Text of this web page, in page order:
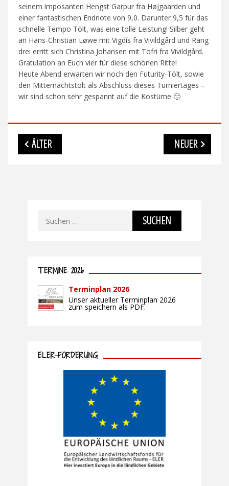
seinem imposanten Hengst Garpur fra Højgaarden und
einer fantastischen Endnote von 9,0. Darunter 9,5 für das
schnelle Tempo Tölt, was eine tolle Leistung! Silber geht
an Hans-Christian Løwe mit Vigdís fra Vivildgård und Rang
drei erritt sich Christina Johansen mit Töfri fra Vivildgård.
Gratulation an Euch vier für diese schönen Ritte!
Heute Abend erwarten wir noch den Futurity-Tölt, sowie
den Mitternachtstölt als Abschluss dieses Turniertages –
wir sind schon sehr gespannt auf die Kostüme 🙂
Beitragsnavigation
ÄLTER NEUER
Suchen
TERMINE 2026
Terminplan 2026
Unser aktueller Terminplan 2026
zum speichern als PDF.
ELER-FÖRDERUNG